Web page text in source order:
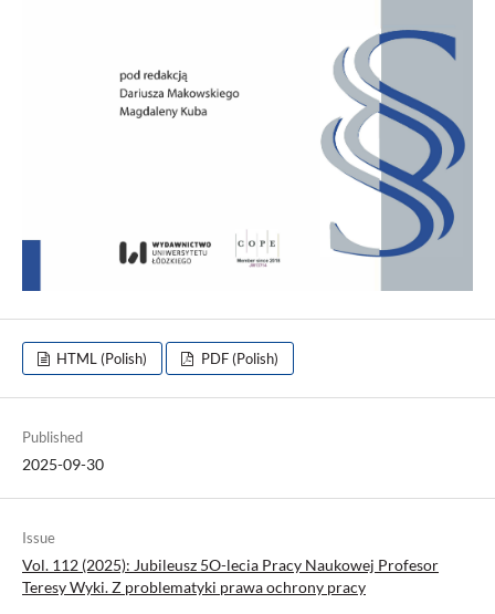
HTML (Polish) PDF (Polish)
Published
2025-09-30
Issue
Vol. 112 (2025): Jubileusz 5O-lecia Pracy Naukowej Profesor
Teresy Wyki. Z problematyki prawa ochrony pracy